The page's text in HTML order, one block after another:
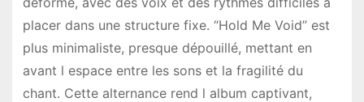
placer dans une structure fixe. “Hold Me Void” est
plus minimaliste, presque dépouillé, mettant en
avant l espace entre les sons et la fragilité du
chant. Cette alternance rend l album captivant,